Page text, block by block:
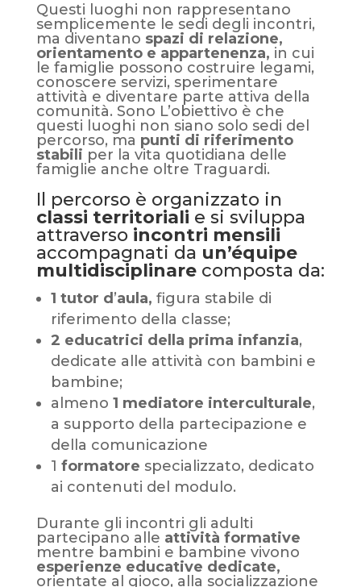
Questi luoghi non rappresentano
semplicemente le sedi degli incontri,
ma diventano spazi di relazione,
orientamento e appartenenza, in cui
le famiglie possono costruire legami,
conoscere servizi, sperimentare
attività e diventare parte attiva della
comunità. Sono L’obiettivo è che
questi luoghi non siano solo sedi del
percorso, ma punti di riferimento
stabili per la vita quotidiana delle
famiglie anche oltre Traguardi.
Il percorso è organizzato in
classi territoriali e si sviluppa
attraverso incontri mensili
accompagnati da un’équipe
multidisciplinarecomposta da:
1 tutor d ’aula, figura stabile di
riferimento della classe;
2 educatrici della prima infanzia,
dedicate alle attività con bambini e
bambine;
almeno 1 mediatore interculturale,
a supporto della partecipazione e
della comunicazione
1 formatore specializzato, dedicato
ai contenuti del modulo.
Durante gli incontri gli adulti
partecipano alle attività formative
mentre bambini e bambine vivono
esperienze educative dedicate,
orientate al gioco, alla socializzazione